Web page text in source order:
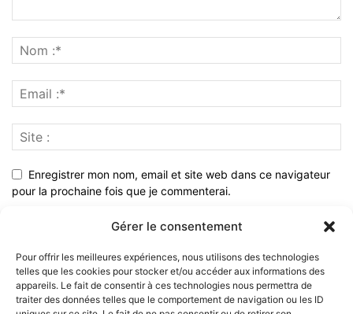
Gérer le consentement
Pour offrir les meilleures expériences, nous utilisons des technologies
telles que les cookies pour stocker et/ou accéder aux informations des
appareils. Le fait de consentir à ces technologies nous permettra de
traiter des données telles que le comportement de navigation ou les ID
Enregistrer mon nom, email et site web dans ce navigateur
pour la prochaine fois que je commenterai.